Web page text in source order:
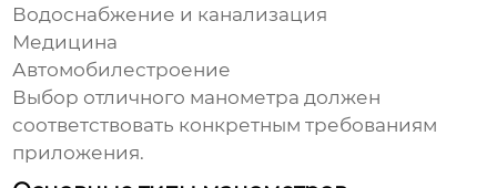
Водоснабжение и канализация
Медицина
Автомобилестроение
Выбор отличного манометра должен
соответствовать конкретным требованиям
приложения.